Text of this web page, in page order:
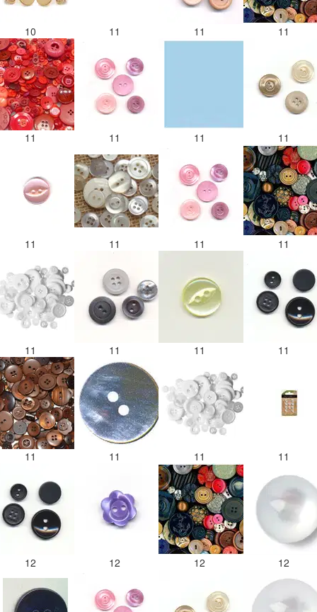
10 11 11 11
11 11 11 11
11 11 11 11
11 11 11 11
11 11 11 11
12 12 12 12